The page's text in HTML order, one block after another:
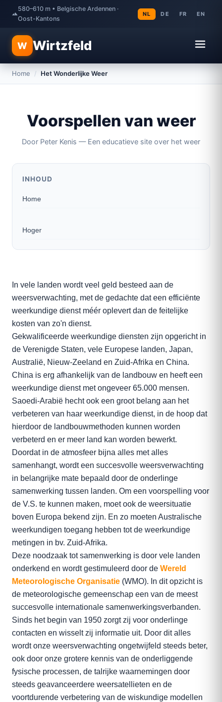
580–610 m • Belgische Ardennen ·
Oost-Kantons
NL DE FR EN
W Wirtzfeld
Home / Het Wonderlijke Weer
Voorspellen van weer
Door Peter Kenis — Een educatieve site over het weer
INHOUD
Home
Hoger
In vele landen wordt veel geld besteed aan de
weersverwachting, met de gedachte dat een efficiënte
weerkundige dienst méér oplevert dan de feitelijke
kosten van zo'n dienst.
Gekwalificeerde weerkundige diensten zijn opgericht in
de Verenigde Staten, vele Europese landen, Japan,
Australië, Nieuw-Zeeland en Zuid-Afrika en China.
China is erg afhankelijk van de landbouw en heeft een
weerkundige dienst met ongeveer 65.000 mensen.
Saoedi-Arabië hecht ook een groot belang aan het
verbeteren van haar weerkundige dienst, in de hoop dat
hierdoor de landbouwmethoden kunnen worden
verbeterd en er meer land kan worden bewerkt.
Doordat in de atmosfeer bijna alles met alles
samenhangt, wordt een succesvolle weersverwachting
in belangrijke mate bepaald door de onderlinge
samenwerking tussen landen. Om een voorspelling voor
de V.S. te kunnen maken, moet ook de weersituatie
boven Europa bekend zijn. En zo moeten Australische
weerkundigen toegang hebben tot de weerkundige
metingen in bv. Zuid-Afrika.
Deze noodzaak tot samenwerking is door vele landen
onderkend en wordt gestimuleerd door de Wereld
Meteorologische Organisatie (WMO). In dit opzicht is
de meteorologische gemeenschap een van de meest
succesvolle internationale samenwerkingsverbanden.
Sinds het begin van 1950 zorgt zij voor onderlinge
contacten en wisselt zij informatie uit. Door dit alles
wordt onze weersverwachting ongetwijfeld steeds beter,
ook door onze grotere kennis van de onderliggende
fysische processen, de talrijke waarnemingen door
steeds geavanceerdere weersatellieten en de
voortdurende verbetering van de wiskundige modellen